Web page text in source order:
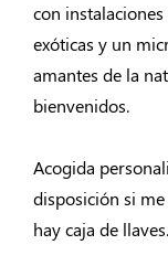
con
exóticas y un
amantes de la
bienvenidos.
Acogida
disposición si
hay caja de llaves.